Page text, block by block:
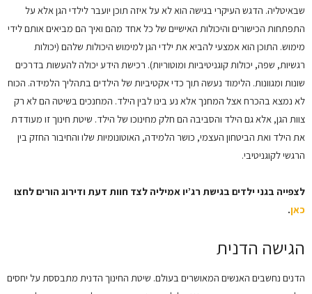
שבאיטליה. הדגש העיקרי בגישה הוא לא על איזה תוכן יועבר לילדי הגן אלא על
התפתחות הכישורים והיכולות האישיים של כל אחד מהם ואיך הם מביאים אותם לידי
מימוש. התוכן הוא אמצעי להביא את ילדי הגן למימוש היכולות שלהם (יכולות
רגשיות, שפה, יכולות קוגניטיביות ומוטוריות). רכישת הידע יכולה להעשות בדרכים
שונות ומגוונות. הלימוד נעשה תוך כדי אקטיביות של הילדים בתהליך הלמידה. הכוח
לא נמצא בהכרח אצל המחנך אלא נע בינו לבין הילד. המחנכים בשיטה הם לא רק
צוות הגן, אלא גם הילד והסביבה הם חלק מחינוכו של הילד. שיטת חינוך זו מעודדת
את הילד ואת הביטחון העצמי, כושר הלמידה, האוטונומיות שלו והחיבור החזק בין
הרגשי לקוגניטיבי.
לצפייה בגני ילדים בגישת רג’יו אמיליה לצד חוות דעת ודירוג הורים לחצו
כאן.
הגישה הדנית
הדנים נחשבים האנשים המאושרים בעולם. שיטת החינוך הדנית מתבססת על יחסים